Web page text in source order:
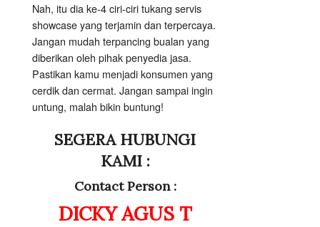
Nah, itu dia ke-4 ciri-ciri tukang servis
showcase yang terjamin dan terpercaya.
Jangan mudah terpancing bualan yang
diberikan oleh pihak penyedia jasa.
Pastikan kamu menjadi konsumen yang
cerdik dan cermat. Jangan sampai ingin
untung, malah bikin buntung!
SEGERA HUBUNGI
KAMI :
Contact Person :
DICKY AGUS T